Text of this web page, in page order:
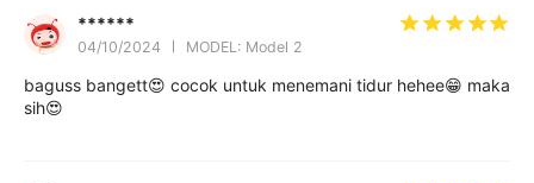
******
04/10/2024 MODEL: Model 2
baguss bangett😍 cocok untuk menemani tidur hehee😁 maka
sih😍